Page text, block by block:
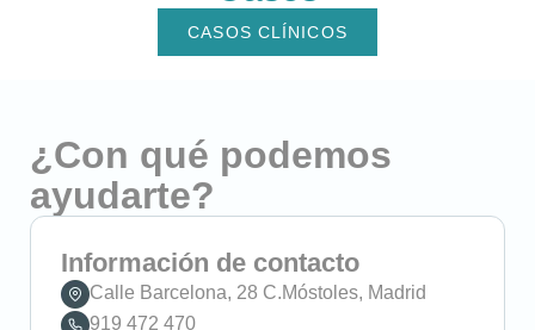
CASOS CLÍNICOS
¿Con qué podemos
ayudarte?
Información de contacto
Calle Barcelona, 28 C.Móstoles, Madrid
919 472 470